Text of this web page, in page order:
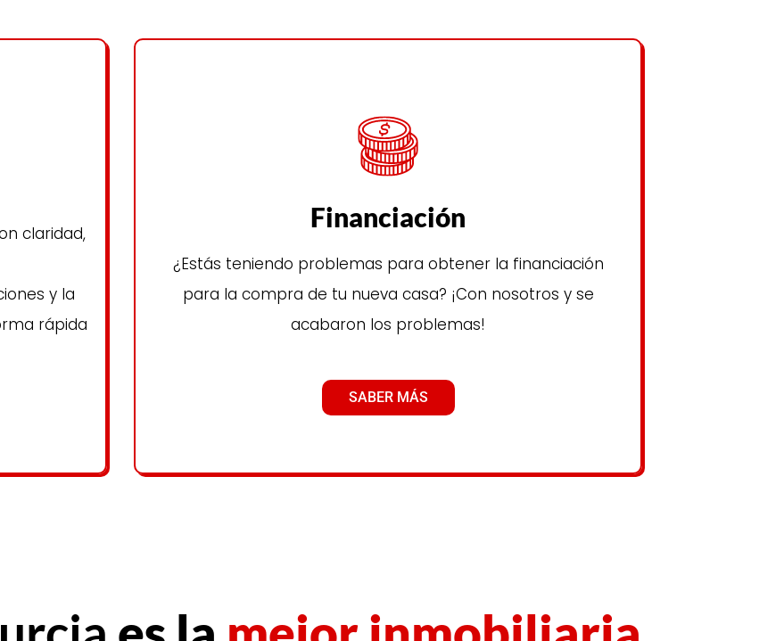
claridad,
y la
rápida
Financiación
¿Estás teniendo problemas para obtener la financiación
para la compra de tu nueva casa? ¡Con nosotros y se
acabaron los problemas!
SABER MÁS